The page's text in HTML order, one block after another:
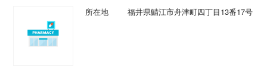
所在地 福井県鯖江市舟津町四丁目13番17号